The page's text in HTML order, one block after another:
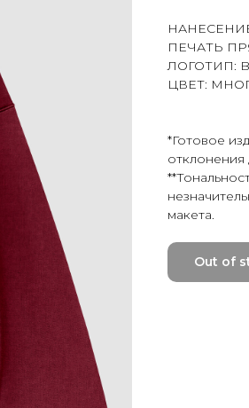
ПЕЧАТЬ
ЛОГОТИП:
ЦВЕТ:
*Готовое
отклонения
макета.
Out of